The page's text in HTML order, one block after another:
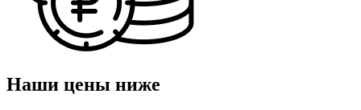
Наши цены ниже